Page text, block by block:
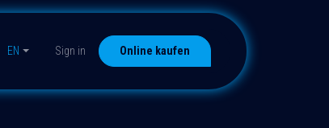
EN Sign in Online kaufen